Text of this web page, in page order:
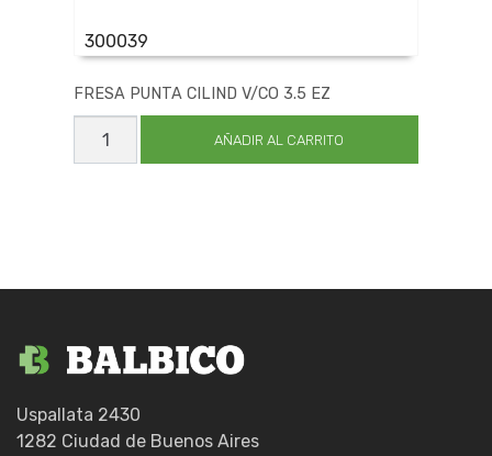
300039
FRESA PUNTA CILIND V/CO 3.5 EZ
FRESA
PUNTA
CILIND
AÑADIR AL CARRITO
Uspallata 2430
1282 Ciudad de Buenos Aires